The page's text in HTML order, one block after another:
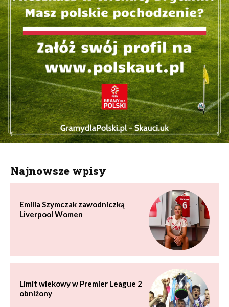
Najnowsze wpisy
Emilia Szymczak zawodniczką
Liverpool Women
Limit wiekowy w Premier League 2
obniżony